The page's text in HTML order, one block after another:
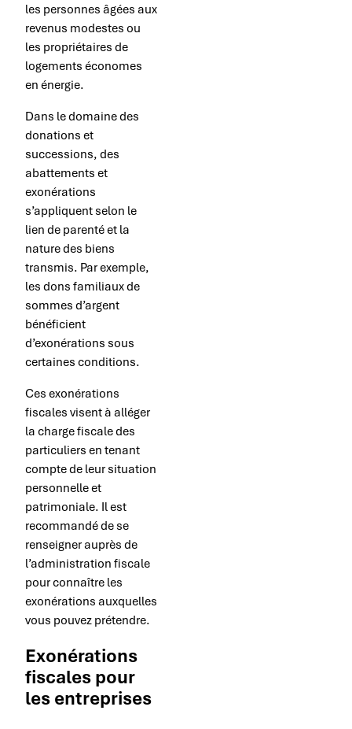
les personnes âgées aux
revenus modestes ou
les propriétaires de
logements économes
en énergie.
Dans le domaine des
donations et
successions, des
abattements et
exonérations
s’appliquent selon le
lien de parenté et la
nature des biens
transmis. Par exemple,
les dons familiaux de
sommes d’argent
bénéficient
d’exonérations sous
certaines conditions.
Ces exonérations
fiscales visent à alléger
la charge fiscale des
particuliers en tenant
compte de leur situation
personnelle et
patrimoniale. Il est
recommandé de se
renseigner auprès de
l’administration fiscale
pour connaître les
exonérations auxquelles
vous pouvez prétendre.
Exonérations
fiscales pour
les entreprises